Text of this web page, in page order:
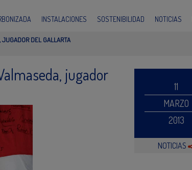
INSTALACIONES SOSTENIBILIDAD NOTICIAS
DEL GALLARTA
jugador
11
MARZO
2013
NOTICIAS